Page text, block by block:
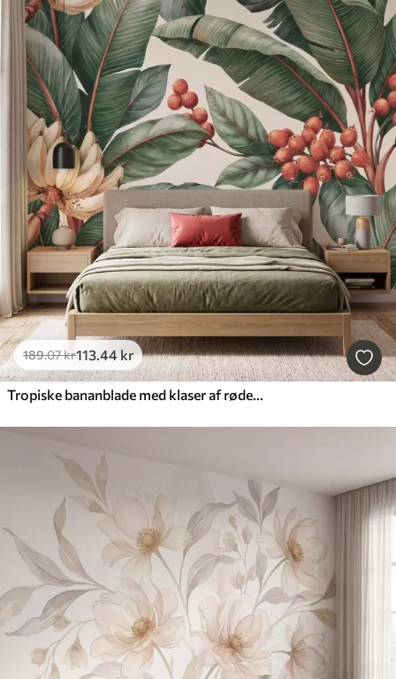
189.07kr113.44 kr
Tropiske bananblade med klaser af røde kaffebær, i akvarelstil